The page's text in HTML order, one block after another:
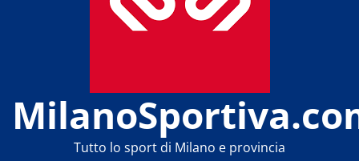
Tutto lo sport di Milano e provincia